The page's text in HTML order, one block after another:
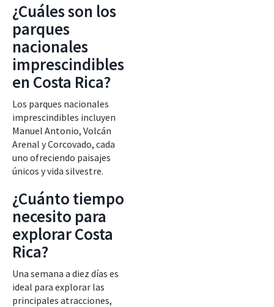
¿Cuáles son los
parques
nacionales
imprescindibles
en Costa Rica?
Los parques nacionales
imprescindibles incluyen
Manuel Antonio, Volcán
Arenal y Corcovado, cada
uno ofreciendo paisajes
únicos y vida silvestre.
¿Cuánto tiempo
necesito para
explorar Costa
Rica?
Una semana a diez días es
ideal para explorar las
principales atracciones,